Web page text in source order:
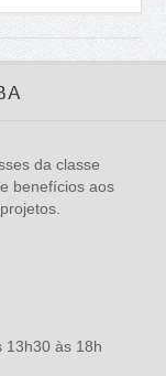
da classe
benefícios aos
13h30 às 18h